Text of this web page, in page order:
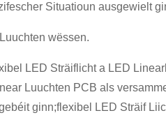
Situatioun ausgewielt
wëssen.
LED Sträiflicht a LED
Luuchten PCB als
ginn;flexibel LED Sträif